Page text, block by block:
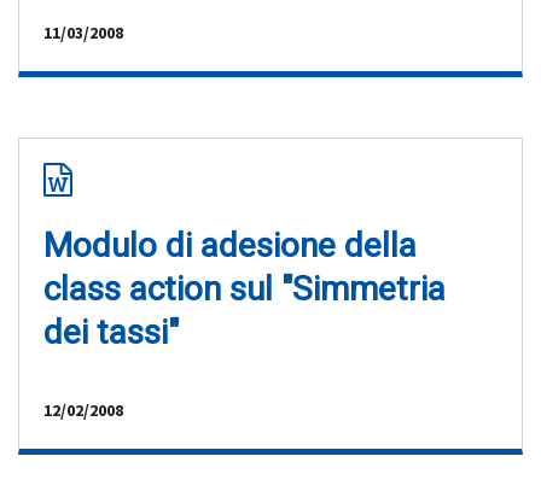
11/03/2008
Modulo di adesione della
class action sul "Simmetria
dei tassi"
12/02/2008